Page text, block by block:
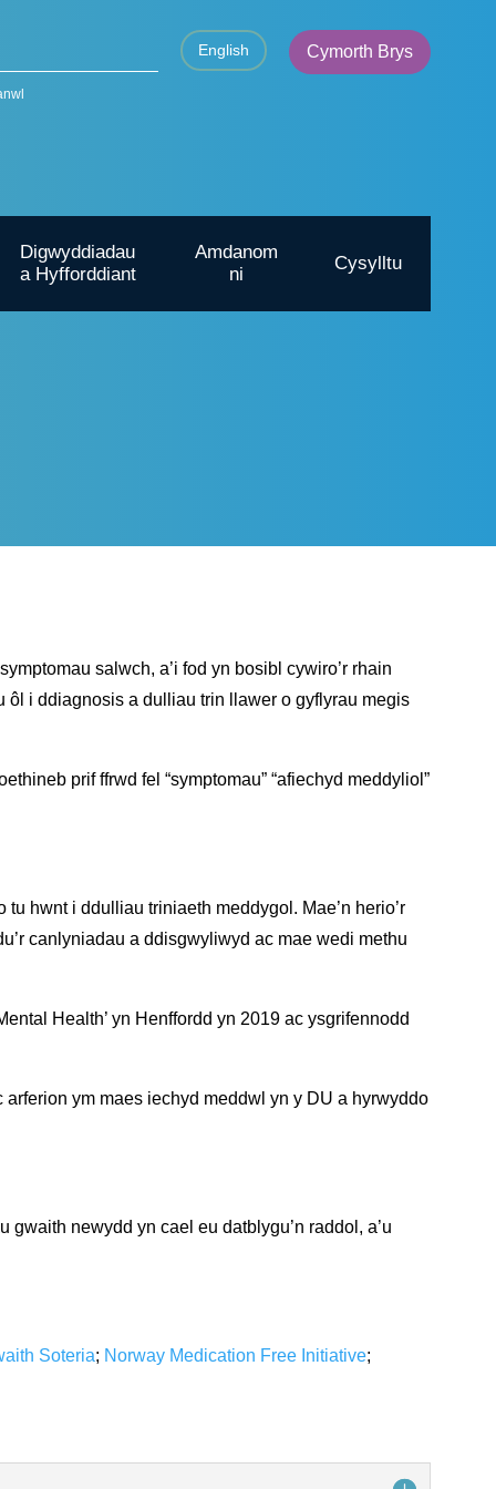
English Cymorth Brys
Digwyddiadau
a Hyfforddiant
Amdanom
ni
Cysylltu
salwch, a’i fod yn bosibl cywiro’r rhain
ôl i ddiagnosis a dulliau trin llawer o gyflyrau megis
prif ffrwd fel “symptomau” “afiechyd meddyliol”
hwnt i ddulliau triniaeth meddygol. Mae’n herio’r
canlyniadau a ddisgwyliwyd ac mae wedi methu
Health’ yn Henffordd yn 2019 ac ysgrifennodd
ym maes iechyd meddwl yn y DU a hyrwyddo
newydd yn cael eu datblygu’n raddol, a’u
Soteria; Norway Medication Free Initiative;